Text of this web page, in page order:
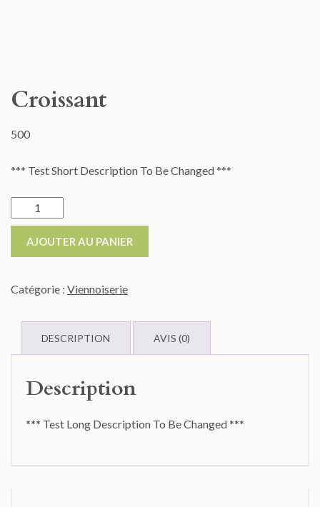
Croissant
500
*** Test Short Description To Be Changed ***
AJOUTER AU PANIER
Catégorie : Viennoiserie
DESCRIPTION AVIS (0)
Description
*** Test Long Description To Be Changed ***